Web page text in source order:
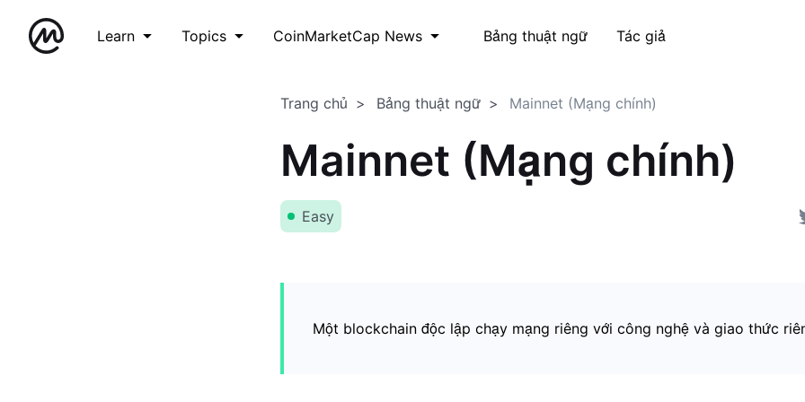
Learn Topics CoinMarketCap News Bảng thuật ngữ Tác giả
Trang chủ Bảng thuật ngữ Mainnet (Mạng chính)
Mainnet (Mạng chính)
Easy
Một blockchain độc lập chạy mạng riêng với công nghệ và giao thức